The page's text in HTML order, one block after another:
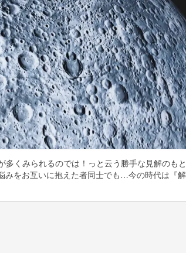
くみられるのでは！っと云う勝手な見解のも
をお互いに抱えた者同士でも…今の時代は『